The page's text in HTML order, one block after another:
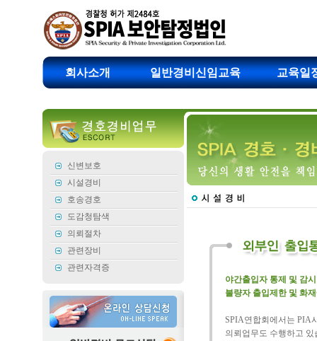
회사소개 일반경비신임교육 교육일
신변보호
시설경비
호송경호
도감청탐색
의뢰절차
관련장비
관련자격증
야간출입자 통제 및 감
불량자 출입제한 및 화
SPIA연합회에서는 PIA
의뢰업무도 수행하고 있